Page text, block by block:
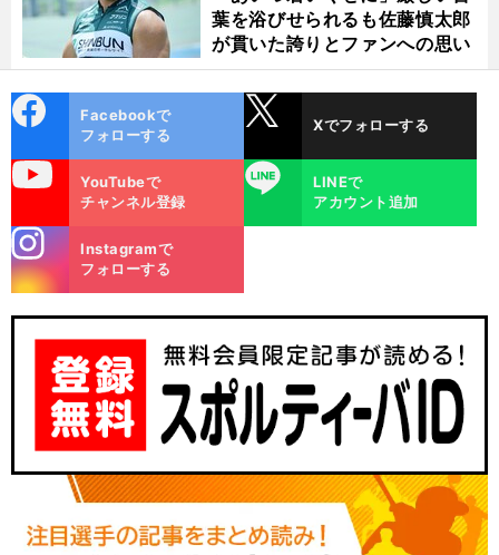
へ
葉を浴びせられるも佐藤慎太郎
が貫いた誇りとファンへの思い
ok
Facebookで
フォローする
Xでフォローする
YouTubeで
チャンネル登録
LINE
LINEで
アカウント追加
m
Instagramで
フォローする